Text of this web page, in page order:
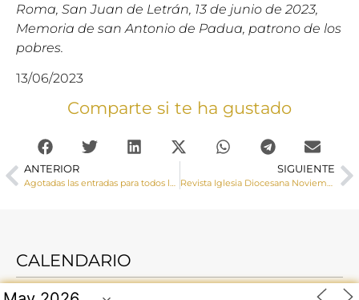
Roma, San Juan de Letrán, 13 de junio de 2023,
Memoria de san Antonio de Padua, patrono de los
pobres.
13/06/2023
Comparte si te ha gustado
ANTERIOR
Agotadas las entradas para todos los pases del musical de la vida del beato Carlo Acutis que se estrena este sábado
SIGUIENTE
Revista Iglesia Diocesana Noviembre 2023
CALENDARIO